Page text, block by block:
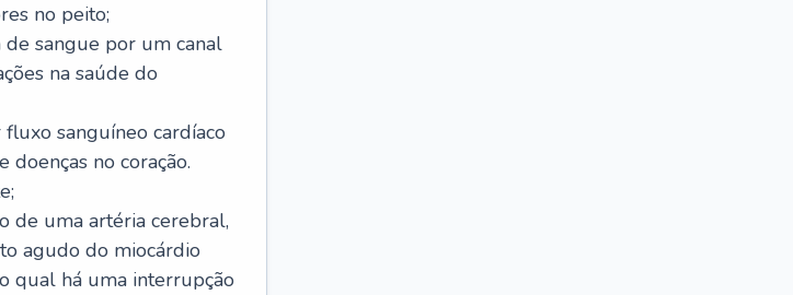
no peito;
sangue por um canal
na saúde do
sanguíneo cardíaco
no coração.
de uma artéria cerebral,
agudo do miocárdio
qual há uma interrupção